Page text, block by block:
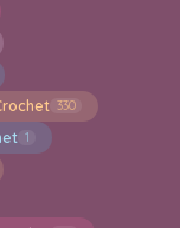
330
1